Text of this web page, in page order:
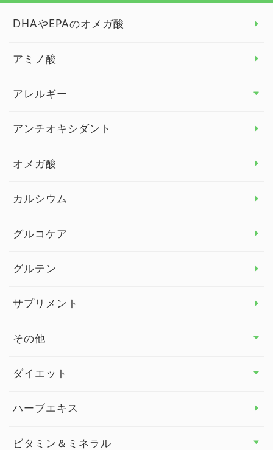
DHAやEPAのオメガ酸
アミノ酸
アレルギー
アレルギー トップ
アンチオキシダント
オメガ酸
カルシウム
グルコケア
グルテン
サプリメント
その他
その他 トップ
ダイエット
ダイエット トップ
ハーブエキス
ビタミン＆ミネラル